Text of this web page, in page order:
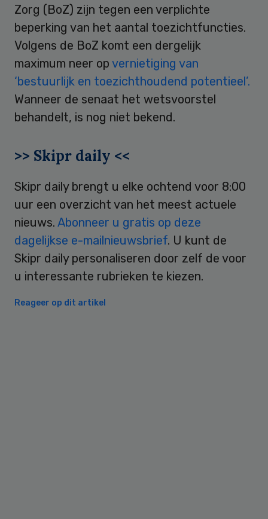
Zorg (BoZ) zijn tegen een verplichte
beperking van het aantal toezichtfuncties.
Volgens de BoZ komt een dergelijk
maximum neer op vernietiging van
‘bestuurlijk en toezichthoudend potentieel’.
Wanneer de senaat het wetsvoorstel
behandelt, is nog niet bekend.
>> Skipr daily <<
Skipr daily brengt u elke ochtend voor 8:00
uur een overzicht van het meest actuele
nieuws. Abonneer u gratis op deze
dagelijkse e-mailnieuwsbrief. U kunt de
Skipr daily personaliseren door zelf de voor
u interessante rubrieken te kiezen.
Reageer op dit artikel